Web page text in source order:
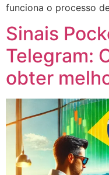
funciona o processo
Sinais
Telegram:
obter